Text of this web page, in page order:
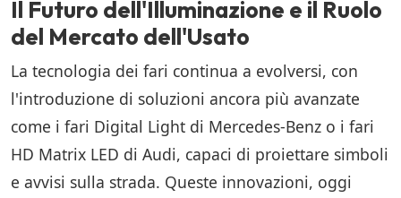
Il Futuro dell'Illuminazione e il Ruolo
del Mercato dell'Usato
La tecnologia dei fari continua a evolversi, con
l'introduzione di soluzioni ancora più avanzate
come i fari Digital Light di Mercedes-Benz o i fari
HD Matrix LED di Audi, capaci di proiettare simboli
e avvisi sulla strada. Queste innovazioni, oggi